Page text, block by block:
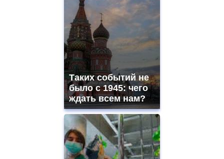
Таких событий не
было с 1945: чего
ждать всем нам?